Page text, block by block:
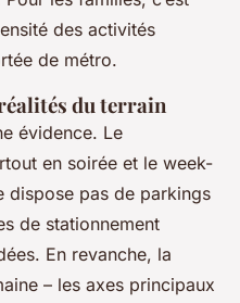
des activités
de métro.
du terrain
évidence. Le
en soirée et le week-
pas de parkings
de stationnement
En revanche, la
– les axes principaux